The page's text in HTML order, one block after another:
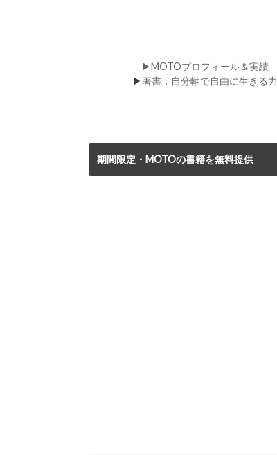
▶MOTOプロフィール＆実績
▶著書：自分軸で自由に生きる力
期間限定・MOTOの書籍を無料提供